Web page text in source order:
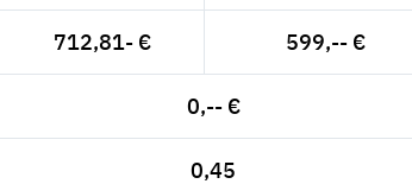
712,81- € 599,-- €
0,-- €
0,45